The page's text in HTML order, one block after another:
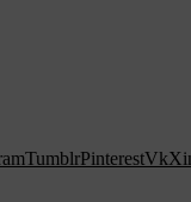
TumblrPinterestVk